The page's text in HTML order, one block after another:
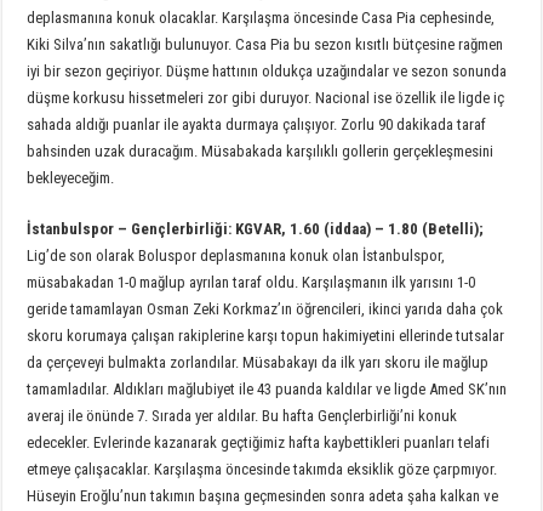
deplasmanına konuk olacaklar. Karşılaşma öncesinde Casa Pia cephesinde,
Kiki Silva’nın sakatlığı bulunuyor. Casa Pia bu sezon kısıtlı bütçesine rağmen
iyi bir sezon geçiriyor. Düşme hattının oldukça uzağındalar ve sezon sonunda
düşme korkusu hissetmeleri zor gibi duruyor. Nacional ise özellik ile ligde iç
sahada aldığı puanlar ile ayakta durmaya çalışıyor. Zorlu 90 dakikada taraf
bahsinden uzak duracağım. Müsabakada karşılıklı gollerin gerçekleşmesini
bekleyeceğim.
İstanbulspor – Gençlerbirliği: KGVAR, 1.60 (iddaa) – 1.80 (Betelli);
Lig’de son olarak Boluspor deplasmanına konuk olan İstanbulspor,
müsabakadan 1-0 mağlup ayrılan taraf oldu. Karşılaşmanın ilk yarısını 1-0
geride tamamlayan Osman Zeki Korkmaz’ın öğrencileri, ikinci yarıda daha çok
skoru korumaya çalışan rakiplerine karşı topun hakimiyetini ellerinde tutsalar
da çerçeveyi bulmakta zorlandılar. Müsabakayı da ilk yarı skoru ile mağlup
tamamladılar. Aldıkları mağlubiyet ile 43 puanda kaldılar ve ligde Amed SK’nın
averaj ile önünde 7. Sırada yer aldılar. Bu hafta Gençlerbirliği’ni konuk
edecekler. Evlerinde kazanarak geçtiğimiz hafta kaybettikleri puanları telafi
etmeye çalışacaklar. Karşılaşma öncesinde takımda eksiklik göze çarpmıyor.
Hüseyin Eroğlu’nun takımın başına geçmesinden sonra adeta şaha kalkan ve